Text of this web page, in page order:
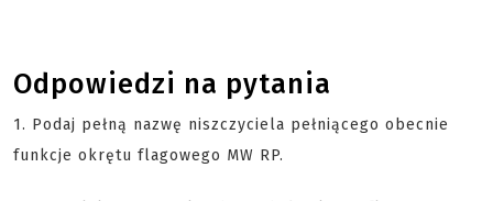
Odpowiedzi na pytania
1. Podaj pełną nazwę niszczyciela pełniącego obecnie
funkcje okrętu flagowego MW RP.